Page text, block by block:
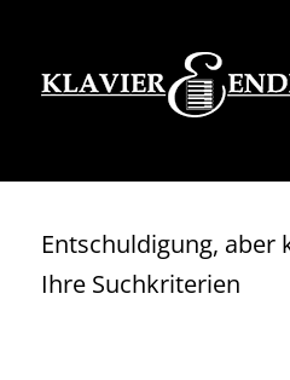
Entschuldigung, aber
Ihre Suchkriterien